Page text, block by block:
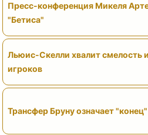
Пресс-конференция Микеля
"Бетиса"
Льюис-Скелли хвалит смелость
игроков
Трансфер Бруну означает